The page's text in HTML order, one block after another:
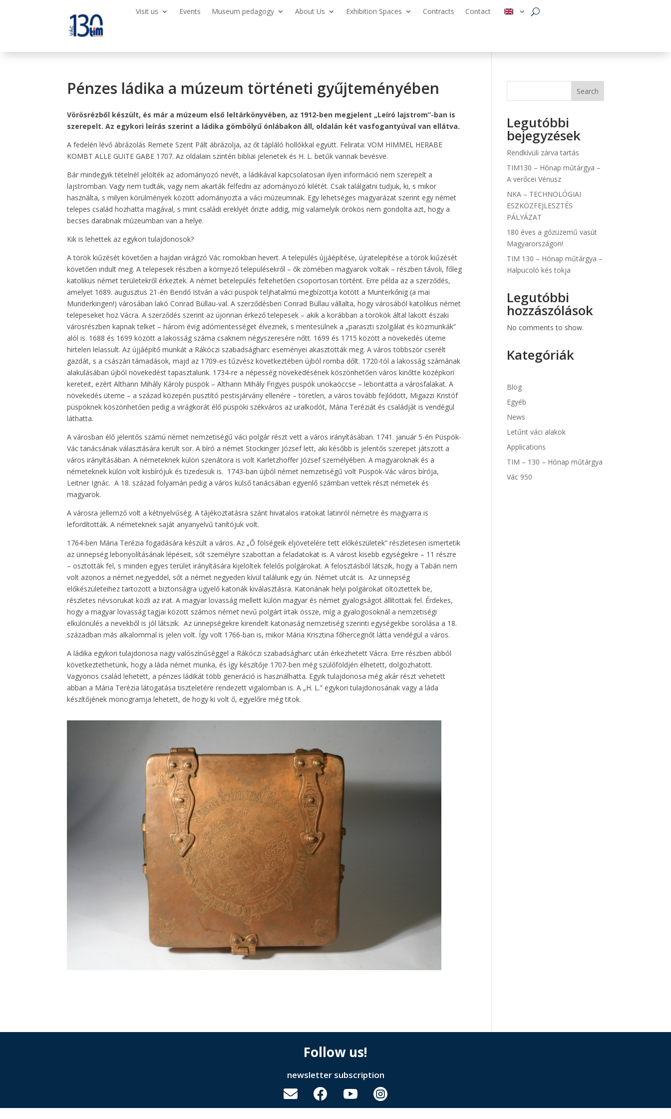
Visit us Events Museum pedagogy About Us Exhibition Spaces Contracts Contact
Pénzes ládika a múzeum történeti gyűjteményében
Vörösrézből készült, és már a múzeum első leltárkönyvében, az 1912-ben megjelent „Leíró lajstrom”-ban is
szerepelt. Az egykori leírás szerint a ládika gömbölyű ónlábakon áll, oldalán két vasfogantyúval van ellátva.
A fedelén lévő ábrázolás Remete Szent Pált ábrázolja, az őt tápláló hollókkal együtt. Felirata: VOM HIMMEL HERABE
KOMBT ALLE GUITE GABE 1707. Az oldalain szintén bibliai jelenetek és H. L. betűk vannak bevésve.
Bár mindegyik tételnél jelölték az adományozó nevét, a ládikával kapcsolatosan ilyen információ nem szerepelt a
lajstromban. Vagy nem tudták, vagy nem akarták felfedni az adományozó kilétét. Csak találgatni tudjuk, ki, s mikor
használta, s milyen körülmények között adományozta a váci múzeumnak. Egy lehetséges magyarázat szerint egy német
telepes család hozhatta magával, s mint családi ereklyét őrizte addig, míg valamelyik örökös nem gondolta azt, hogy a
becses darabnak múzeumban van a helye.
Kik is lehettek az egykori tulajdonosok?
A török kiűzését követően a hajdan virágzó Vác romokban hevert. A település újjáépítése, újratelepítése a török kiűzését
követően indult meg. A telepesek részben a környező településekről – ők zömében magyarok voltak – részben távoli, főleg
katolikus német területekről érkeztek. A német betelepülés feltehetően csoportosan történt. Erre példa az a szerződés,
amelyet 1689. augusztus 21-én Bendő István a váci püspök teljhatalmú megbízottja kötött a Munterkőnig (a mai
Munderkingen!) városában lakó Conrad Büllau-val. A szerződésben Conrad Büllau vállalta, hogy városából katolikus német
telepeseket hoz Vácra. A szerződés szerint az újonnan érkező telepesek – akik a korábban a törökök által lakott északi
városrészben kapnak telket – három évig adómentességet élveznek, s mentesülnek a „paraszti szolgálat és közmunkák”
alól is. 1688 és 1699 között a lakosság száma csaknem négyszeresére nőtt. 1699 és 1715 között a növekedés üteme
hirtelen lelassult. Az újjáépítő munkát a Rákóczi szabadságharc eseményei akasztották meg. A város többször cserélt
gazdát, s a császári támadások, majd az 1709-es tűzvész következtében újból romba dőlt. 1720-tól a lakosság számának
alakulásában újból növekedést tapasztalunk. 1734-re a népesség növekedésének köszönhetően város kinőtte középkori
kereteit, ezért Althann Mihály Károly püspök – Althann Mihály Frigyes püspök unokaöccse – lebontatta a városfalakat. A
növekedés üteme – a század közepén pusztító pestisjárvány ellenére – töretlen, a város tovább fejlődött, Migazzi Kristóf
püspöknek köszönhetően pedig a virágkorát élő püspöki székváros az uralkodót, Mária Teréziát és családját is vendégül
láthatta.
A városban élő jelentős számú német nemzetiségű váci polgár részt vett a város irányításában. 1741. január 5-én Püspök-
Vác tanácsának választására került sor. A bíró a német Stockinger József lett, aki később is jelentős szerepet játszott a
város irányításában. A németeknek külön szenátora is volt Karletzhoffer József személyében. A magyaroknak és a
németeknek külön volt kisbírójuk és tizedesük is. 1743-ban újból német nemzetiségű volt Püspök-Vác város bírója,
Leitner Ignác. A 18. század folyamán pedig a város külső tanácsában egyenlő számban vettek részt németek és
magyarok.
A városra jellemző volt a kétnyelvűség. A tájékoztatásra szánt hivatalos iratokat latinról németre és magyarra is
lefordították. A németeknek saját anyanyelvű tanítójuk volt.
1764-ben Mária Terézia fogadására készült a város. Az „Ő fölségeik eljövetelére tett előkészületek” részletesen ismertetik
az ünnepség lebonyolításának lépéseit, sőt személyre szabottan a feladatokat is. A várost kisebb egységekre – 11 részre
– osztották fel, s minden egyes terület irányítására kijelöltek felelős polgárokat. A felosztásból látszik, hogy a Tabán nem
volt azonos a német negyeddel, sőt a német negyeden kívül találunk egy ún. Német utcát is. Az ünnepség
előkészületeihez tartozott a biztonságra ügyelő katonák kiválasztásra. Katonának helyi polgárokat öltöztettek be,
részletes névsorukat közli az irat. A magyar lovasság mellett külön magyar és német gyalogságot állítottak fel. Érdekes,
hogy a magyar lovasság tagjai között számos német nevű polgárt írtak össze, míg a gyalogosoknál a nemzetiségi
elkülönülés a nevekből is jól látszik. Az ünnepségekre kirendelt katonaság nemzetiség szerinti egységekbe sorolása a 18.
században más alkalommal is jelen volt. Így volt 1766-ban is, mikor Mária Krisztina főhercegnőt látta vendégül a város.
A ládika egykori tulajdonosa nagy valószínűséggel a Rákóczi szabadságharc után érkezhetett Vácra. Erre részben abból
következtethetünk, hogy a láda német munka, és így készítője 1707-ben még szülőföldjén élhetett, dolgozhatott.
Vagyonos család lehetett, a pénzes ládikát több generáció is használhatta. Egyik tulajdonosa még akár részt vehetett
abban a Mária Terézia látogatása tiszteletére rendezett vigalomban is. A „H. L.” egykori tulajdonosának vagy a láda
készítőjének monogramja lehetett, de hogy ki volt ő, egyelőre még titok.
Search
Legutóbbi
bejegyzések
Rendkívüli zárva tartás
TIM130 – Hónap műtárgya –
A verőcei Vénusz
NKA – TECHNOLÓGIAI
ESZKÖZFEJLESZTÉS
PÁLYÁZAT
180 éves a gőzüzemű vasút
Magyarországon!
TIM 130 – Hónap műtárgya –
Halpucoló kés tokja
Legutóbbi
hozzászólások
No comments to show.
Kategóriák
Blog
Egyéb
News
Letűnt váci alakok
Applications
TIM – 130 – Hónap műtárgya
Vác 950
Follow us!
newsletter subscription
   